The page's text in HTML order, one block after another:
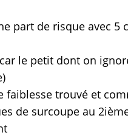
part de risque avec 5
le petit dont on
trouvé et
de surcoupe au